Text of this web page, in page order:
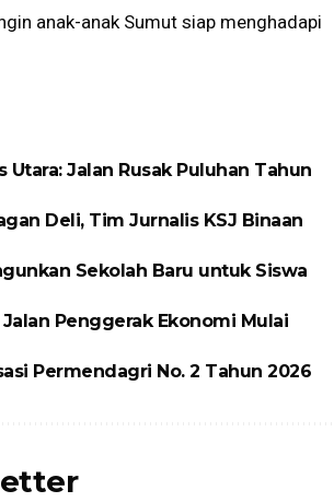
anak-anak Sumut siap menghadapi
Jalan Rusak Puluhan Tahun
Deli, Tim Jurnalis KSJ Binaan
Sekolah Baru untuk Siswa
Penggerak Ekonomi Mulai
Permendagri No. 2 Tahun 2026